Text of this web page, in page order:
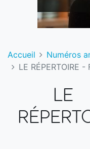
Accueil
Numéros
LE RÉPERTOIRE -
LE